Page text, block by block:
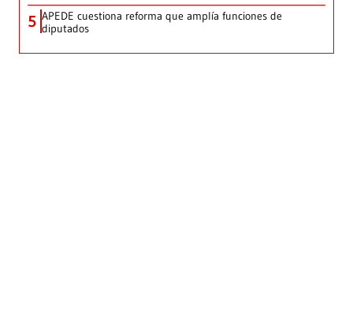
5 APEDE cuestiona reforma que amplía funciones de
diputados